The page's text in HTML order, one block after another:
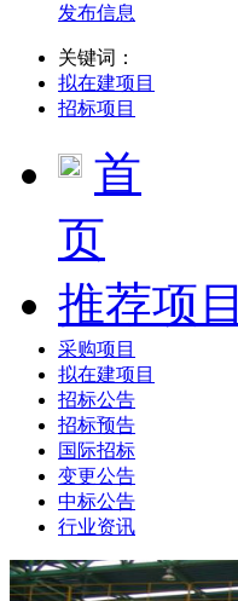
发布信息
关键词：
拟在建项目
招标项目
首
页
推荐项目
采购项目
拟在建项目
招标公告
招标预告
国际招标
变更公告
中标公告
行业资讯